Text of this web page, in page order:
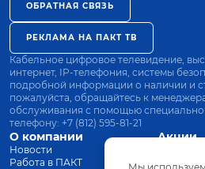
О компании
Новости
Работа в ПАКТ
Акции
Оплата
ОБРАТНАЯ СВЯЗЬ
РЕКЛАМА НА ПАКТ ТВ
Кабельное цифровое телевидение,
интернет, IP-телефония, системы
подробной информации о наличии и
пожалуйста, обращайтесь к
обслуживания с помощью
телефону: +7 (812) 595-81-21